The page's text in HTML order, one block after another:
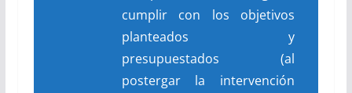
cumplir con los objetivos
planteados y
presupuestados (al
postergar la intervención